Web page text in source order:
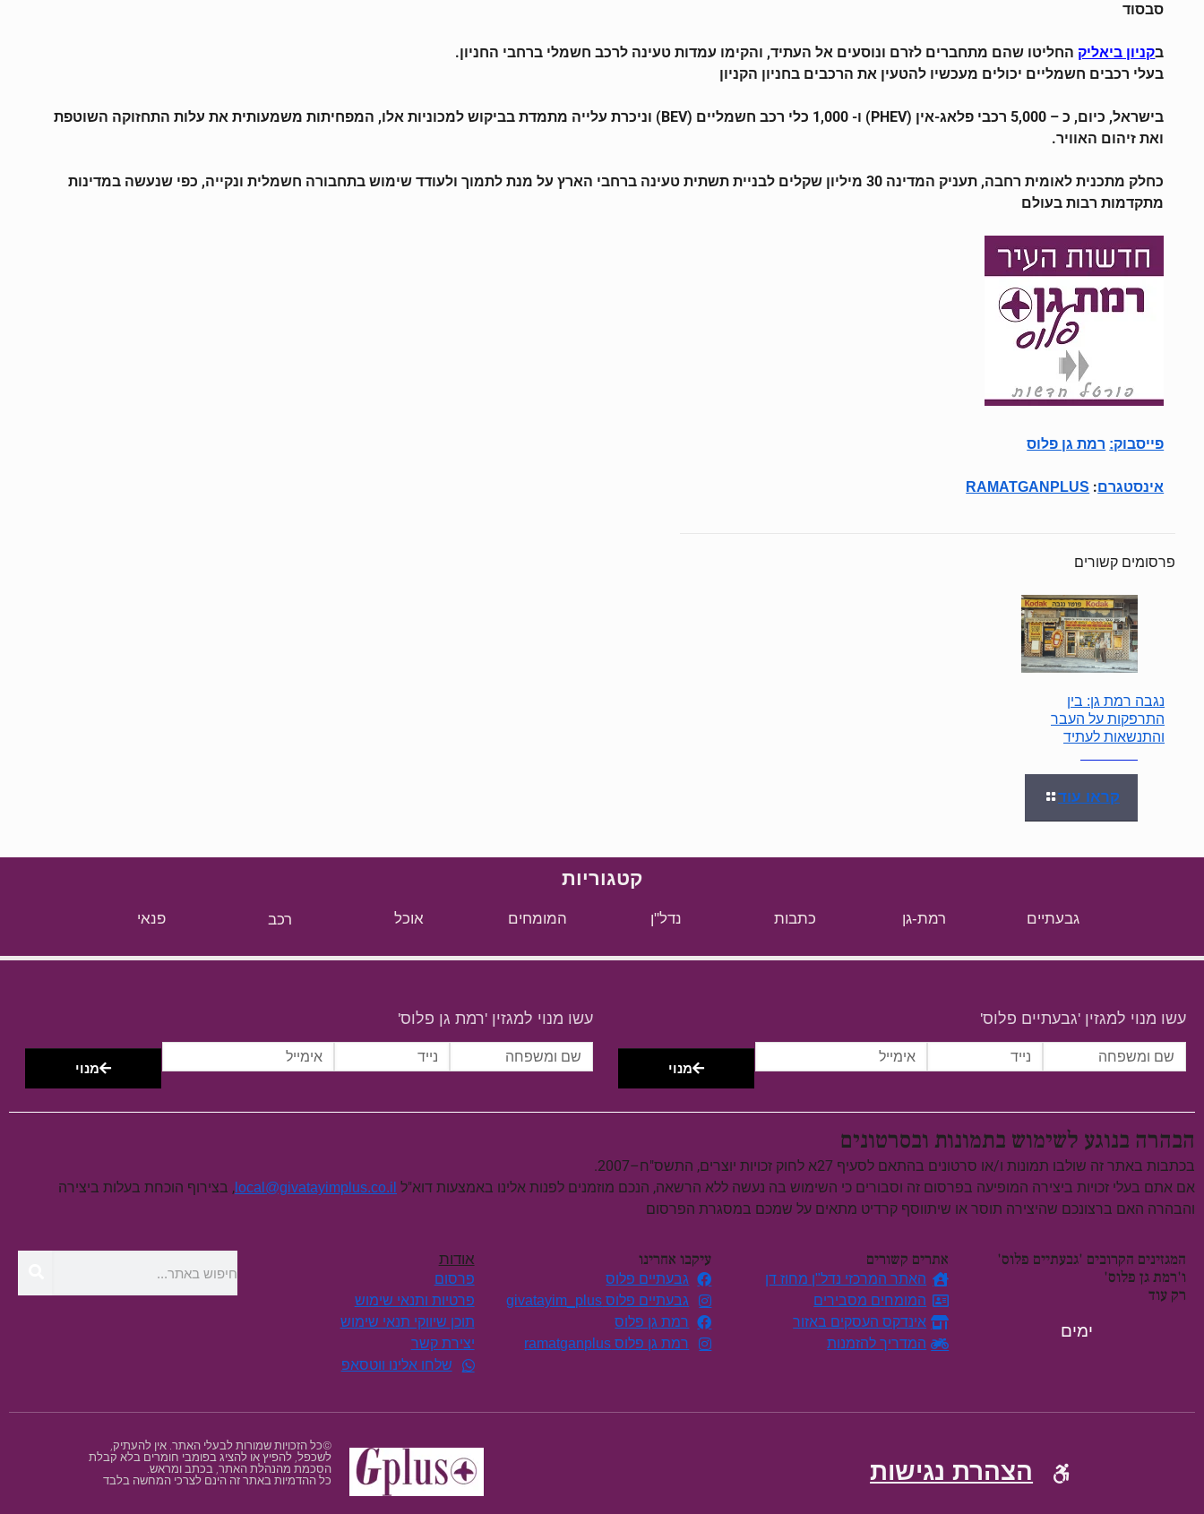
סבסוד
בקניון ביאליק החליטו שהם מתחברים לזרם ונוסעים אל העתיד, והקימו עמדות טעינה לרכב חשמלי ברחבי החניון.
בעלי רכבים חשמליים יכולים מעכשיו להטעין את הרכבים בחניון הקניון
בישראל, כיום, כ – 5,000 רכבי פלאג-אין (PHEV) ו- 1,000 כלי רכב חשמליים (BEV) וניכרת עלייה מתמדת בביקוש למכוניות אלו, המפחיתות משמעותית את עלות התחזוקה השוטפת
ואת זיהום האוויר.
כחלק מתכנית לאומית רחבה, תעניק המדינה 30 מיליון שקלים לבניית תשתית טעינה ברחבי הארץ על מנת לתמוך ולעודד שימוש בתחבורה חשמלית ונקייה, כפי שנעשה במדינות
מתקדמות רבות בעולם
פייסבוק: רמת גן פלוס
אינסטגרם:
RAMATGANPLUS
פרסומים קשורים
נגבה רמת גן: בין
התרפקות על העבר
והתנשאות לעתיד
קראו עוד
קטגוריות
גבעתיים רמת-גן כתבות נדל"ן המומחים אוכל רכב פנאי
עשו מנוי למגזין 'גבעתיים פלוס'
מנוי
עשו מנוי למגזין 'רמת גן פלוס'
מנוי
הבהרה בנוגע לשימוש בתמונות ובסרטונים
בכתבות באתר זה שולבו תמונות ו/או סרטונים בהתאם לסעיף 27א לחוק זכויות יוצרים, התשס"ח–2007.
אם אתם בעלי זכויות ביצירה המופיעה בפרסום זה וסבורים כי השימוש בה נעשה ללא הרשאה, הנכם מוזמנים לפנות אלינו באמצעות דוא"ל local@givatayimplus.co.il , בצירוף הוכחת בעלות ביצירה
והבהרה האם ברצונכם שהיצירה תוסר או שיתווסף קרדיט מתאים על שמכם במסגרת הפרסום
המגזינים הקרובים 'גבעתיים פלוס'
ו'רמת גן פלוס'
רק עוד
ימים
אתרים קשורים
האתר המרכזי נדל"ן מחוז דן
המומחים מסבירים
אינדקס העסקים באזור
המדריך להזמנות
עיקבו אחרינו
גבעתיים פלוס
גבעתיים פלוס givatayim_plus
רמת גן פלוס
רמת גן פלוס ramatganplus
אודות
פרסום
פרטיות ותנאי שימוש
תוכן שיווקי תנאי שימוש
יצירת קשר
שלחו אלינו ווטסאפ
הצהרת נגישות
©כל הזכויות שמורות לבעלי האתר. אין להעתיק,
לשכפל, להפיץ או להציג בפומבי חומרים בלא קבלת
הסכמת מהנהלת האתר, בכתב ומראש.
כל ההדמיות באתר זה הינם לצרכי המחשה בלבד